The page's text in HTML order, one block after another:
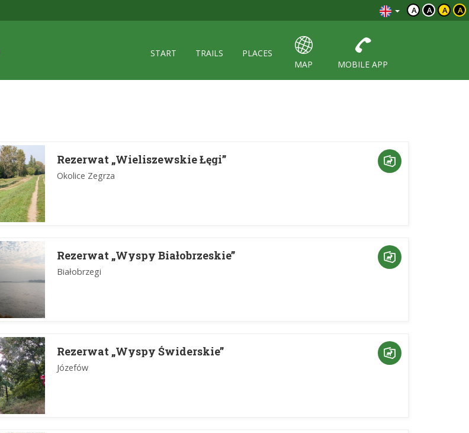
A A A A
START TRAILS
PLACES
MAP
MOBILE APP
Rezerwat „Wieliszewskie Łęgi”
Okolice Zegrza
Rezerwat „Wyspy Białobrzeskie”
Białobrzegi
Rezerwat „Wyspy Świderskie”
Józefów